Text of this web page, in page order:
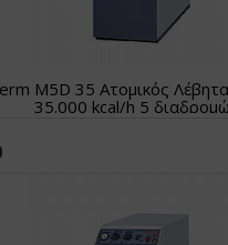
M5D 35 Ατομικός
35.000 kcal/h 5